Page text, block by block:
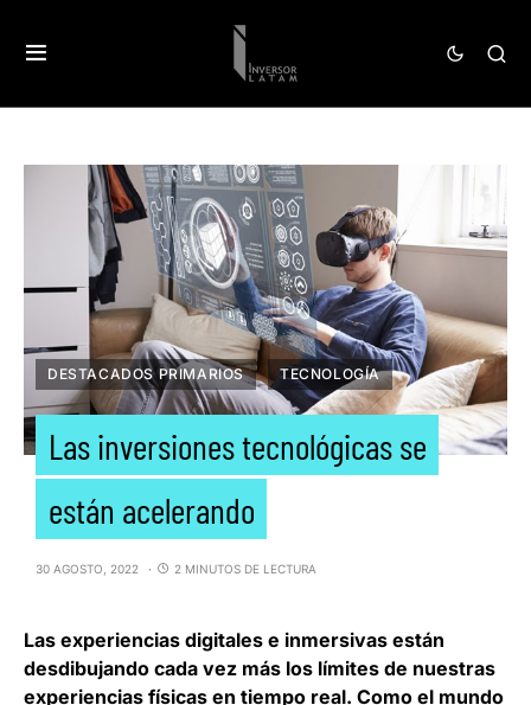
DESTACADOS PRIMARIOS TECNOLOGÍA
Las inversiones tecnológicas se
están acelerando
30 AGOSTO, 2022 2 MINUTOS DE LECTURA
Las experiencias digitales e inmersivas están
desdibujando cada vez más los límites de nuestras
experiencias físicas en tiempo real. Como el mundo